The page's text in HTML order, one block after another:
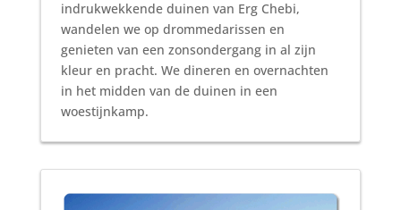
indrukwekkende duinen van Erg Chebi,
wandelen we op drommedarissen en
genieten van een zonsondergang in al zijn
kleur en pracht. We dineren en overnachten
in het midden van de duinen in een
woestijnkamp.